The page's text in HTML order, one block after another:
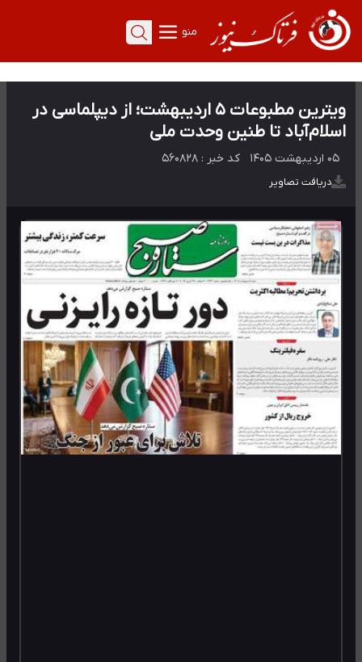
منو
ویترین مطبوعات ۵ اردیبهشت؛ از دیپلماسی در
اسلام‌آباد تا طنین وحدت ملی
۰۵ اردیبهشت ۱۴۰۵ کد خبر : ۵۶۰۸۲۸
دریافت تصاویر